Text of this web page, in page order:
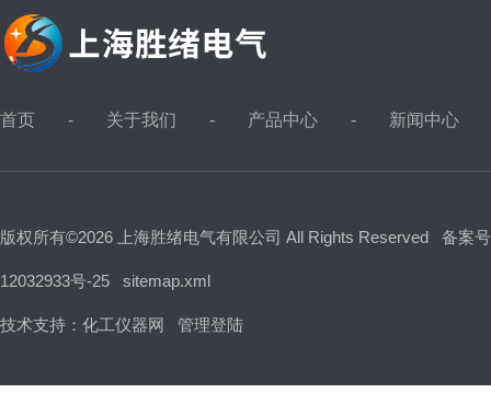
首页 关于我们 产品中心 新闻中心
版权所有©2026 上海胜绪电气有限公司 All Rights Reserved 备案
12032933号-25 sitemap.xml
技术支持： 化工仪器网 管理登陆